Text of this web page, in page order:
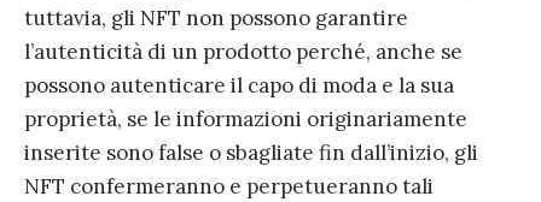
tuttavia, gli NFT non possono garantire
l’autenticità di un prodotto perché, anche se
possono autenticare il capo di moda e la sua
proprietà, se le informazioni originariamente
inserite sono false o sbagliate fin dall’inizio, gli
NFT confermeranno e perpetueranno tali